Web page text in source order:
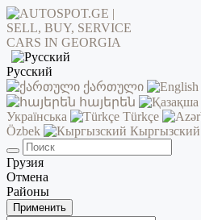
Русский
ქართული
հայերեն
Українська
Türkçe
Özbek
Кыргызский
Грузия
Отмена
Районы
Применить